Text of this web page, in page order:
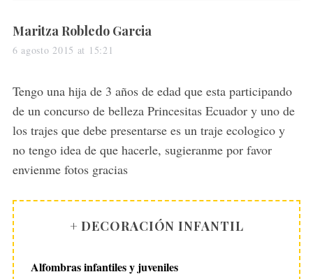
s
a
s
:
Maritza Robledo Garcia
6 agosto 2015 at 15:21
Tengo una hija de 3 años de edad que esta participando
de un concurso de belleza Princesitas Ecuador y uno de
los trajes que debe presentarse es un traje ecologico y
no tengo idea de que hacerle, sugieranme por favor
envienme fotos gracias
+ DECORACIÓN INFANTIL
Alfombras infantiles y juveniles